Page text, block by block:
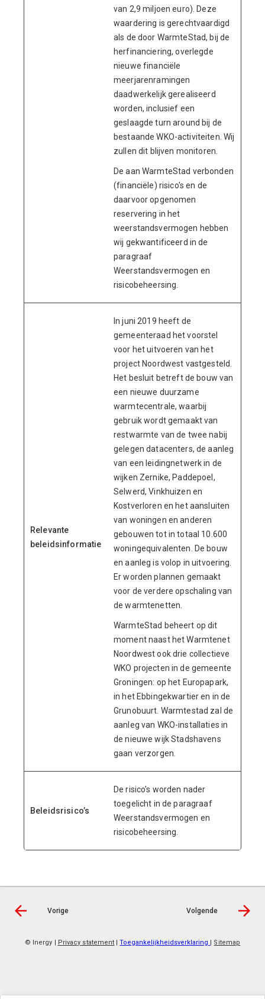
van 2,9 miljoen euro). Deze
waardering is gerechtvaardigd
als de door WarmteStad, bij de
herfinanciering, overlegde
nieuwe financiële
meerjarenramingen
daadwerkelijk gerealiseerd
worden, inclusief een
geslaagde turn around bij de
bestaande WKO-activiteiten. Wij
zullen dit blijven monitoren.
De aan WarmteStad verbonden
(financiële) risico's en de
daarvoor opgenomen
reservering in het
weerstandsvermogen hebben
wij gekwantificeerd in de
paragraaf
Weerstandsvermogen en
risicobeheersing.
Relevante
beleidsinformatie
In juni 2019 heeft de
gemeenteraad het voorstel
voor het uitvoeren van het
project Noordwest vastgesteld.
Het besluit betreft de bouw van
een nieuwe duurzame
warmtecentrale, waarbij
gebruik wordt gemaakt van
restwarmte van de twee nabij
gelegen datacenters, de aanleg
van een leidingnetwerk in de
wijken Zernike, Paddepoel,
Selwerd, Vinkhuizen en
Kostverloren en het aansluiten
van woningen en anderen
gebouwen tot in totaal 10.600
woningequivalenten. De bouw
en aanleg is volop in uitvoering.
Er worden plannen gemaakt
voor de verdere opschaling van
de warmtenetten.
WarmteStad beheert op dit
moment naast het Warmtenet
Noordwest ook drie collectieve
WKO projecten in de gemeente
Groningen: op het Europapark,
in het Ebbingekwartier en in de
Grunobuurt. Warmtestad zal de
aanleg van WKO-installaties in
de nieuwe wijk Stadshavens
gaan verzorgen.
Beleidsrisico’s
De risico's worden nader
toegelicht in de paragraaf
Weerstandsvermogen en
risicobeheersing.
Vorige Volgende
© Inergy | Privacy statement |Toegankelijkheidsverklaring | Sitemap